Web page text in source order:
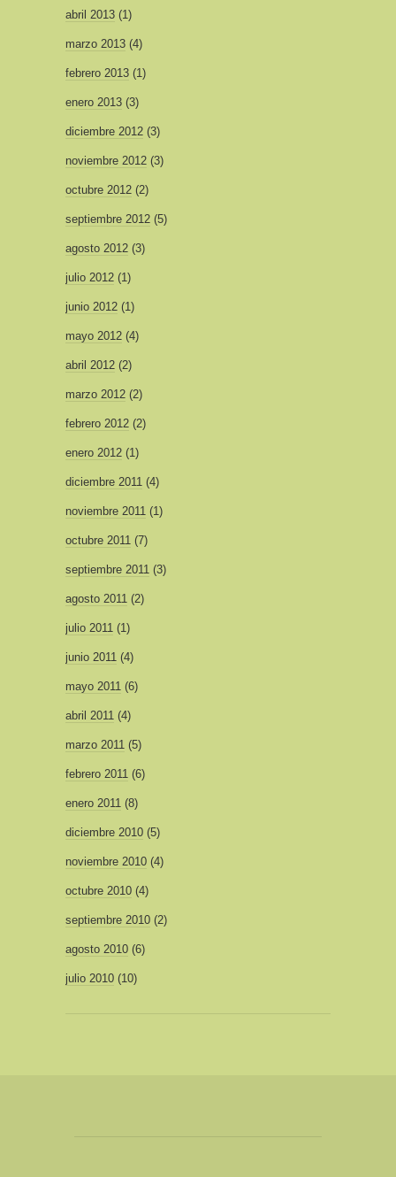
abril 2013 (1)
marzo 2013 (4)
febrero 2013 (1)
enero 2013 (3)
diciembre 2012 (3)
noviembre 2012 (3)
octubre 2012 (2)
septiembre 2012 (5)
agosto 2012 (3)
julio 2012 (1)
junio 2012 (1)
mayo 2012 (4)
abril 2012 (2)
marzo 2012 (2)
febrero 2012 (2)
enero 2012 (1)
diciembre 2011 (4)
noviembre 2011 (1)
octubre 2011 (7)
septiembre 2011 (3)
agosto 2011 (2)
julio 2011 (1)
junio 2011 (4)
mayo 2011 (6)
abril 2011 (4)
marzo 2011 (5)
febrero 2011 (6)
enero 2011 (8)
diciembre 2010 (5)
noviembre 2010 (4)
octubre 2010 (4)
septiembre 2010 (2)
agosto 2010 (6)
julio 2010 (10)